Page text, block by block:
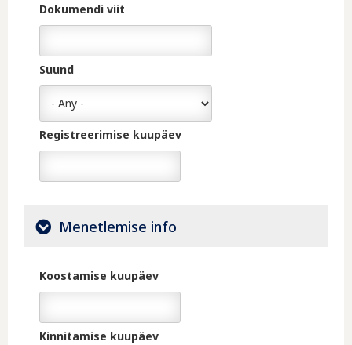
Dokumendi viit
Suund
Registreerimise kuupäev
Menetlemise info
Koostamise kuupäev
Kinnitamise kuupäev